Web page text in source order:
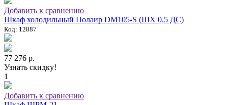
Добавить к сравнению
Шкаф холодильный Полаир DM105-S (ШХ 0,5 ДС)
Код: 12887
77 276 р.
Узнать скидку!
1
Добавить к сравнению